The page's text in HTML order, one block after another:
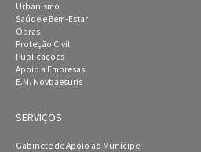
Urbanismo
Saúde e Bem-Estar
Obras
Proteção Civil
Publicações
Apoio a Empresas
E.M. Novbaesuris
SERVIÇOS
Gabinete de Apoio ao Munícipe